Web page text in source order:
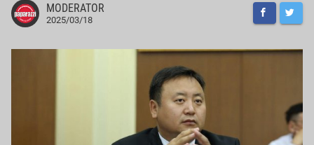
MODERATOR
2025/03/18